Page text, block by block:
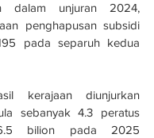
dalam unjuran 2024,
penghapusan subsidi
pada separuh kedua
kerajaan diunjurkan
sebanyak 4.3 peratus
bilion pada 2025